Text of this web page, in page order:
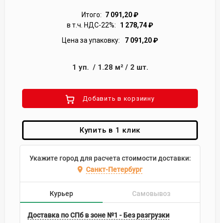
Итого: 7 091,20₽
в т.ч. НДС-22%:
1 278,74₽
Цена за упаковку:
7 091,20₽
1 уп. / 1.28 м²/ 2 шт.
Добавить в корзиину
Купить в 1 клик
Укажите город для расчета стоимости доставки:
Санкт-Петербург
Курьер Самовывоз
Доставка по СПб в зоне №1 - Без разгрузки